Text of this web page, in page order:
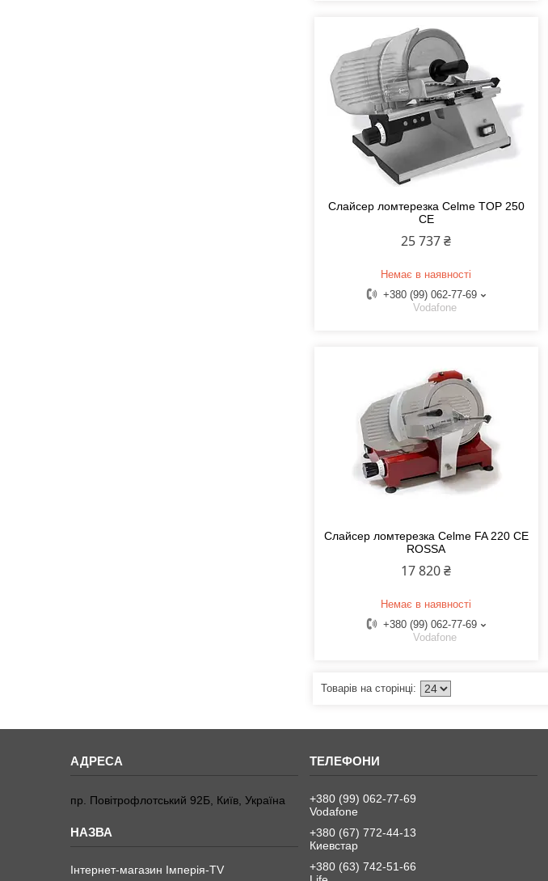
Слайсер ломтерезка Celme TOP 250
CE
25 737 ₴
Немає в наявності
+380 (99) 062-77-69
Vodafone
Слайсер ломтерезка Celme FA 220 CE
ROSSA
17 820 ₴
Немає в наявності
+380 (99) 062-77-69
Vodafone
пр. Повітрофлотський 92Б, Київ, Україна
Інтернет-магазин Імперія-TV
+380 (99) 062-77-69
Vodafone
+380 (67) 772-44-13
Киевстар
+380 (63) 742-51-66